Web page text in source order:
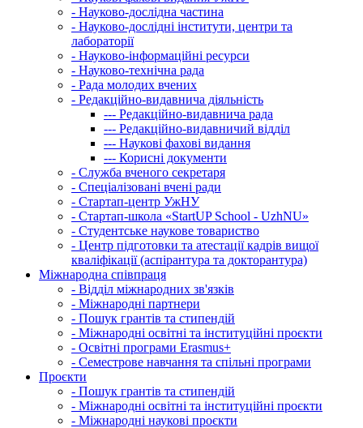
- Науково-дослідна частина
- Науково-дослідні інститути, центри та
лабораторії
- Науково-інформаційні ресурси
- Науково-технічна рада
- Рада молодих вчених
- Редакційно-видавнича діяльність
--- Редакційно-видавнича рада
--- Редакційно-видавничий відділ
--- Наукові фахові видання
--- Корисні документи
- Служба вченого секретаря
- Спеціалізовані вчені ради
- Стартап-центр УжНУ
- Стартап-школа «StartUP School - UzhNU»
- Студентське наукове товариство
- Центр підготовки та атестації кадрів вищої
кваліфікації (аспірантура та докторантура)
Міжнародна співпраця
- Відділ міжнародних зв'язків
- Міжнародні партнери
- Пошук грантів та стипендій
- Міжнародні освітні та інституційні проєкти
- Освітні програми Erasmus+
- Семестрове навчання та спільні програми
Проєкти
- Пошук грантів та стипендій
- Міжнародні освітні та інституційні проєкти
- Міжнародні наукові проєкти